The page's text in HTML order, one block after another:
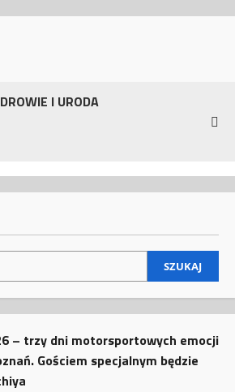
I URODA
SZUKAJ
– trzy dni motorsportowych emocji
Gościem specjalnym będzie